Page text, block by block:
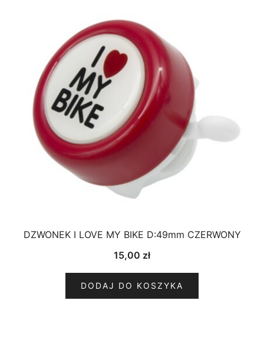
DZWONEK I LOVE MY BIKE D:49mm CZERWONY
15,00 zł
DODAJ DO KOSZYKA